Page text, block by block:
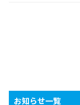
お知らせ一覧